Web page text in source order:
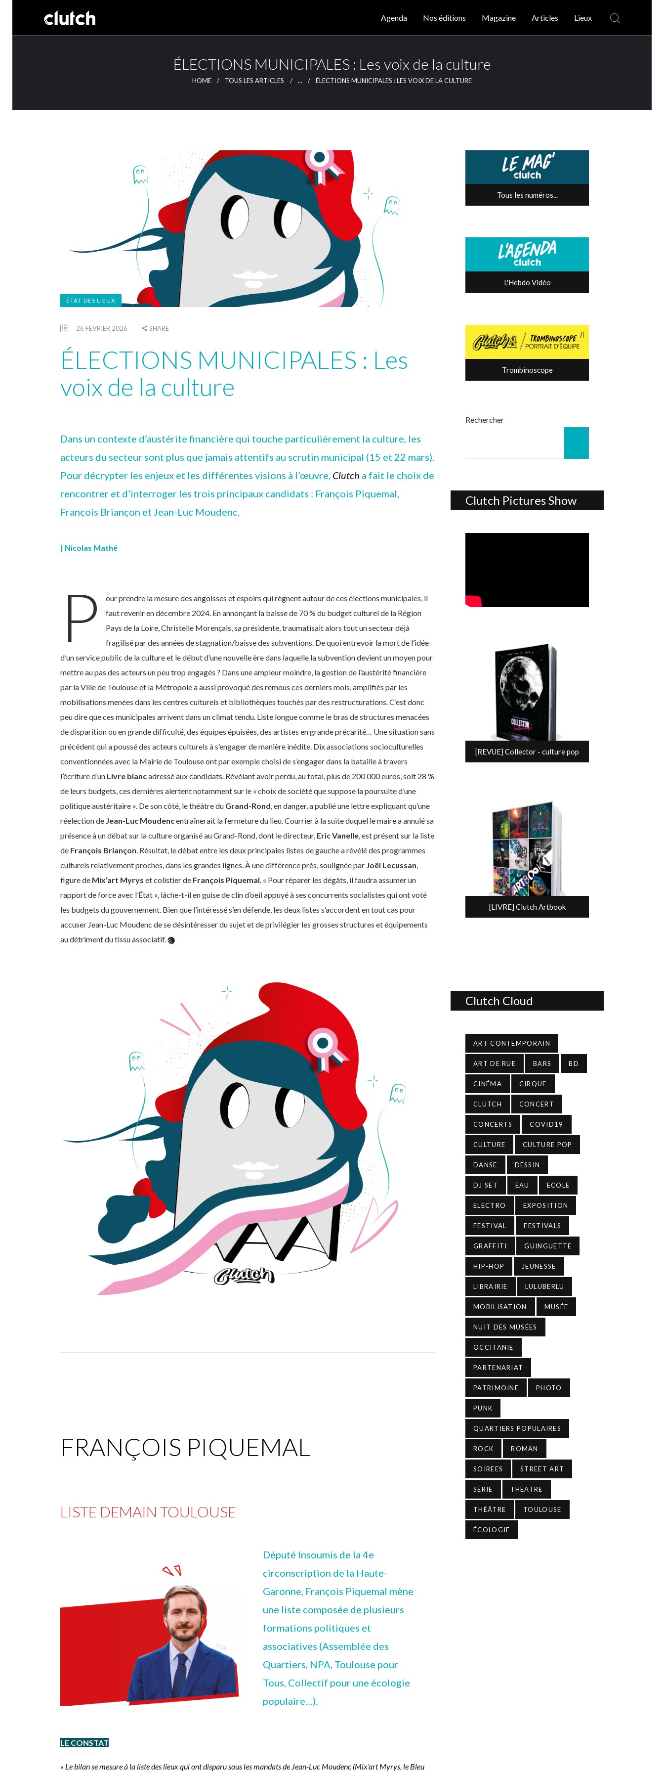
Agenda Nos éditions Magazine Articles Lieux
ÉLECTIONS MUNICIPALES : Les voix de la culture
HOME TOUS LES ARTICLES ... ÉLECTIONS MUNICIPALES : LES VOIX DE LA CULTURE
CLUTCH
Nos éditions
Magazine
Articles
Lieux
ÉTAT DES LIEUX
26 FÉVRIER 2026 SHARE
ÉLECTIONS MUNICIPALES : Les
voix de la culture
Dans un contexte d’austérite financière qui touche particulièrement la culture, les
acteurs du secteur sont plus que jamais attentifs au scrutin municipal (15 et 22 mars).
Pour décrypter les enjeux et les différentes visions à l’œuvre, Clutch a fait le choix de
rencontrer et d’interroger les trois principaux candidats : François Piquemal,
François Briançon et Jean-Luc Moudenc.
| Nicolas Mathé
P
our prendre la mesure des angoisses et espoirs qui règnent autour de ces élections municipales, il
faut revenir en décembre 2024. En annonçant la baisse de 70 % du budget culturel de la Région
Pays de la Loire, Christelle Morençais, sa présidente, traumatisait alors tout un secteur déjà
fragilisé par des années de stagnation/baisse des subventions. De quoi entrevoir la mort de l’idée
d’un service public de la culture et le début d’une nouvelle ère dans laquelle la subvention devient un moyen pour
mettre au pas des acteurs un peu trop engagés ? Dans une ampleur moindre, la gestion de l’austérité financière
par la Ville de Toulouse et la Métropole a aussi provoqué des remous ces derniers mois, amplifiés par les
mobilisations menées dans les centres culturels et bibliothèques touchés par des restructurations. C’est donc
peu dire que ces municipales arrivent dans un climat tendu. Liste longue comme le bras de structures menacées
de disparition ou en grande difficulté, des équipes épuisées, des artistes en grande précarité… Une situation sans
précédent qui a poussé des acteurs culturels à s’engager de manière inédite. Dix associations socioculturelles
conventionnées avec la Mairie de Toulouse ont par exemple choisi de s’engager dans la bataille à travers
l’écriture d’un Livre blancadressé aux candidats. Révélant avoir perdu, au total, plus de 200 000 euros, soit 28 %
de leurs budgets, ces dernières alertent notamment sur le « choix de société que suppose la poursuite d’une
politique austéritaire ». De son côté, le théâtre du Grand-Rond , en danger, a publié une lettre expliquant qu’une
réelection de Jean-Luc Moudencentraînerait la fermeture du lieu. Courrier à la suite duquel le maire a annulé sa
présence à un débat sur la culture organisé au Grand-Rond, dont le directeur, Eric Vanelle , est présent sur la liste
de François Briançon . Résultat, le débat entre les deux principales listes de gauche a révélé des programmes
culturels relativement proches, dans les grandes lignes. À une différence près, soulignée par Joël Lecussan
figure de Mix’art Myrys et colistier de François Piquemal . « Pour réparer les dégâts, il faudra assumer un
rapport de force avec l’État », lâche-t-il en guise de clin d’oeil appuyé à ses concurrents socialistes qui ont voté
les budgets du gouvernement. Bien que l’intéressé s’en défende, les deux listes s’accordent en tout cas pour
accuser Jean-Luc Moudenc de se désintéresser du sujet et de privilégier les grosses structures et équipements
au détriment du tissu associatif.
FRANÇOIS PIQUEMAL
LISTE DEMAIN TOULOUSE
Député Insoumis de la 4e
circonscription de la Haute-
Garonne, François Piquemal mène
une liste composée de plusieurs
formations politiques et
associatives (Assemblée des
Quartiers, NPA, Toulouse pour
Tous, Collectif pour une écologie
populaire…).
LE CONSTAT
« Le bilan se mesure à la liste des lieux qui ont disparu sous les mandats de Jean-Luc Moudenc (Mix’art Myrys, le Bleu
Tous les numéros...
L'Hebdo Vidéo
Trombinoscope
Rechercher
Clutch Pictures Show
[REVUE] Collector - culture pop
[LIVRE] Clutch Artbook
Clutch Cloud
ART CONTEMPORAIN
ART DE RUE BARS BD
CINÉMA CIRQUE
CLUTCH CONCERT
CONCERTS COVID19
CULTURE CULTURE POP
DANSE DESSIN
DJ SET EAU ECOLE
ELECTRO EXPOSITION
FESTIVAL FESTIVALS
GRAFFITI GUINGUETTE
HIP-HOP JEUNESSE
LIBRAIRIE LULUBERLU
MOBILISATION MUSÉE
NUIT DES MUSÉES
OCCITANIE
PARTENARIAT
PATRIMOINE PHOTO
PUNK
QUARTIERS POPULAIRES
ROCK ROMAN
SOIREES STREET ART
SÉRIE THEATRE
THÉÂTRE TOULOUSE
ÉCOLOGIE